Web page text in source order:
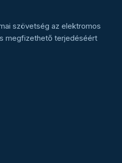
szövetség az elektromos
megfizethető terjedéséért